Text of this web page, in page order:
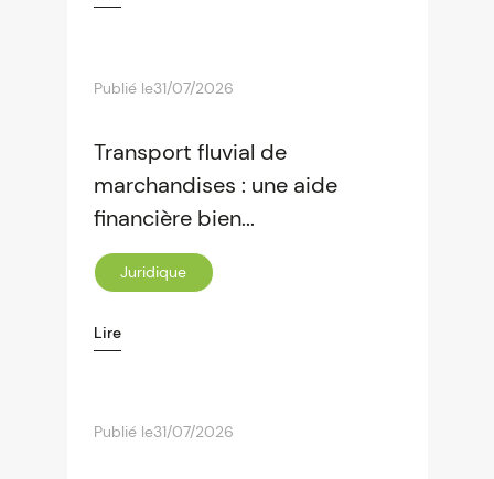
Publié le31/07/2026
Transport fluvial de
marchandises : une aide
financière bien...
Juridique
Lire
Publié le31/07/2026